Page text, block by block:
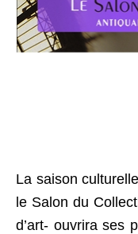
La saison
le Salon du
d’art- ouvrira ses